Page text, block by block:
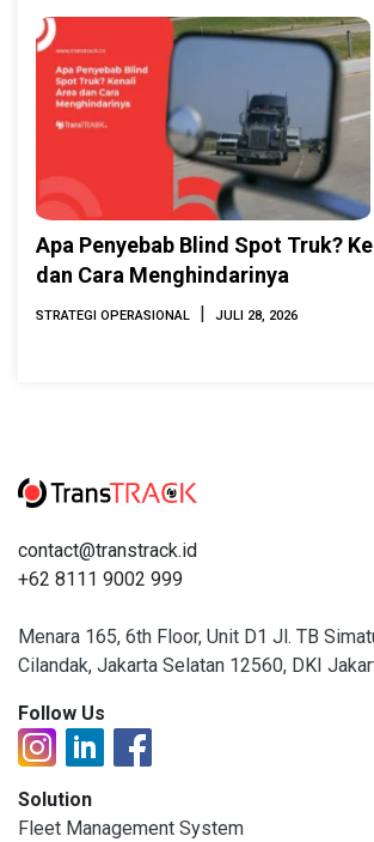
Apa Penyebab Blind Spot Truk?
dan Cara Menghindarinya
STRATEGI OPERASIONAL | JULI 28, 2026
contact@transtrack.id
+62 8111 9002 999
Menara 165, 6th Floor, Unit D1 Jl. TB
Cilandak, Jakarta Selatan 12560, DKI
Follow Us
Solution
Fleet Management System